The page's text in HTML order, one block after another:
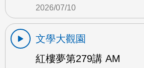
2026/07/10
文學大觀園
紅樓夢第279講 AM